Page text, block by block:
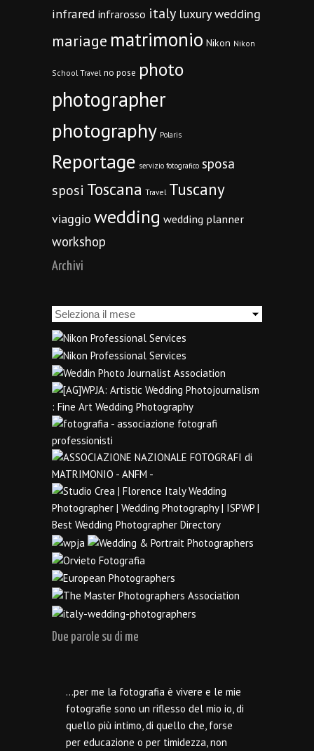
infrared infrarosso italy luxury wedding
mariage matrimonio Nikon Nikon
School Travel no pose photo
photographer
photography Polaris
Reportage servizio fotografico sposa
sposi Toscana Travel Tuscany
viaggio wedding wedding planner
workshop
Archivi
Archivi
Due parole su di me
…per me la fotografia è vivere e le mie
fotografie sono un riflesso del mio io, di
quello più intimo, di quello che, forse
per educazione o per timidezza, non